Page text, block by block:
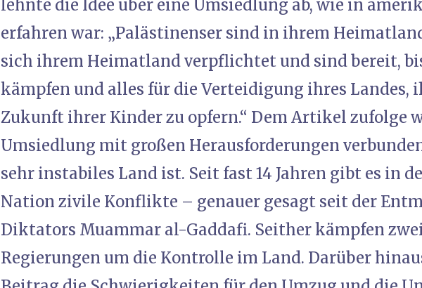
lehnte die Idee über eine Umsiedlung ab, wie in
erfahren war: „Palästinenser sind in ihrem
sich ihrem Heimatland verpflichtet und sind bereit,
kämpfen und alles für die Verteidigung ihres Landes,
Zukunft ihrer Kinder zu opfern.“ Dem Artikel zufolge
Umsiedlung mit großen Herausforderungen
sehr instabiles Land ist. Seit fast 14 Jahren gibt es in
Nation zivile Konflikte – genauer gesagt seit der
Diktators Muammar al-Gaddafi. Seither kämpfen
Regierungen um die Kontrolle im Land. Darüber